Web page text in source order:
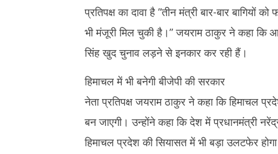
प्रतिपक्ष का दावा है ”तीन मंत्री बार-बार
भी मंजूरी मिल चुकी है।” जयराम ठाकुर ने कहा कि
सिंह खुद चुनाव लड़ने से इनकार कर रही हैं।
हिमाचल में भी बनेगी बीजेपी की सरकार
नेता प्रतिपक्ष जयराम ठाकुर ने कहा कि हिमाचल
बन जाएगी। उन्होंने कहा कि देश में प्रधानमंत्री
हिमाचल प्रदेश की सियासत में भी बड़ा उलटफेर